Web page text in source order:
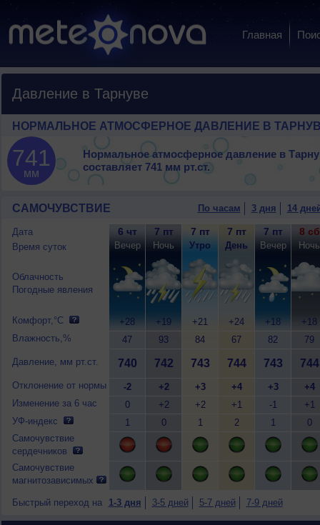
Главная
Давление в Тарнуве
НОРМАЛЬНОЕ АТМОСФЕРНОЕ ДАВЛЕНИЕ В
741
мм
Нормальное атмосферное давление в
составляет 741 мм рт.ст.
САМОЧУВСТВИЕ По часам 3 дня 14
Дата
Время суток
Облачность
Погодные явления
Комфорт,°C
Влажность,%
Давление, мм рт.ст.
Отклонение от нормы
Изменение за 6 час
УФ-индекс
Самочувствие
сердечников
Самочувствие
магнитозависимых
6 чт
Вечер
+28
47
740
-2
0
1
7 пт
Ночь
+19
93
742
+2
+2
0
7 пт
Утро
+21
84
743
+3
+2
1
7 пт
День
+24
67
744
+4
+1
2
7 пт
Вечер
+18
82
743
+3
-1
1
8 сб
Ночь
+18
79
744
+4
+1
0
Быстрый переход на 1-3 дня 3-5 дней 5-7 дней 7-9 дней